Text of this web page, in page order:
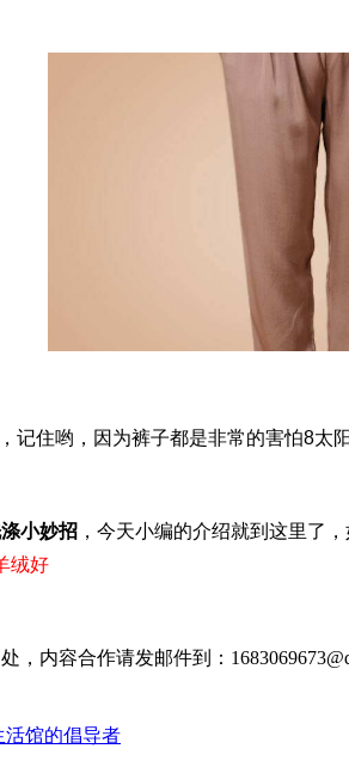
住哟，因为裤子都是非常的害怕8太
小妙招 ，今天小编的介绍就到这里了
绒好
内容合作请发邮件到：
活馆的倡导者